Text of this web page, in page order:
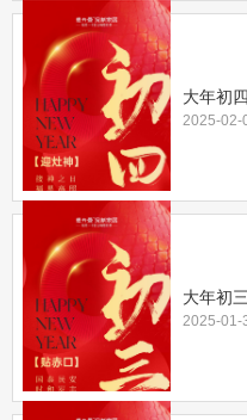
大年初
2025-02-
2025-01-